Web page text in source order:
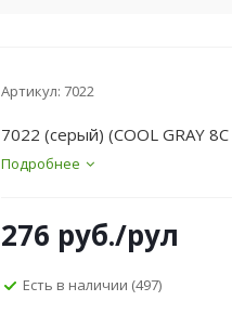
Артикул: 7022
7022 (серый) (COOL GRAY
Подробнее
276 руб./рул
Есть в наличии (497)